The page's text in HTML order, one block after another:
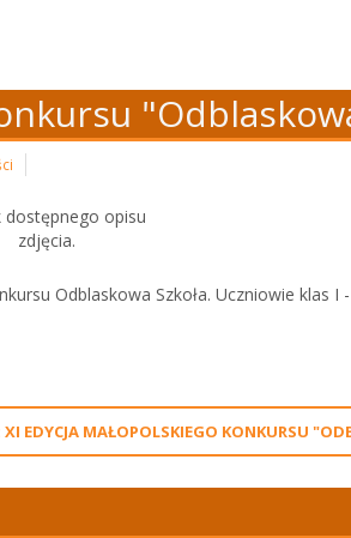
Odblaskowa Szkoła. Uczniowie klas I
XI EDYCJA MAŁOPOLSKIEGO KONKURSU